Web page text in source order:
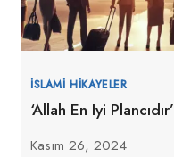
İSLAMI HIKAYELER
‘Allah En Iyi Plancıdır’
Kasım 26, 2024